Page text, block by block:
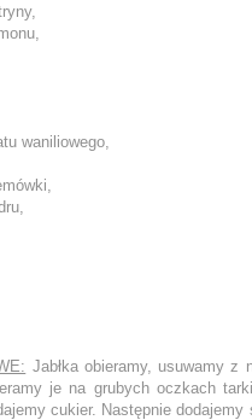
waniliowego,
Jabłka obieramy, usuwamy z
je na grubych oczkach
cukier. Następnie dodajemy